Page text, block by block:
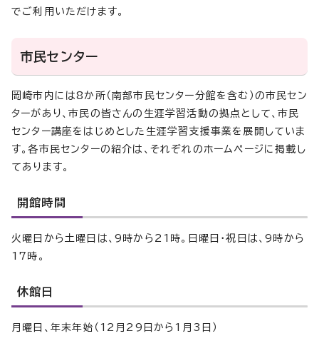
でご利用いただけます。
市民センター
岡崎市内には8か所（南部市民センター分館を含む）の市民セン
ターがあり、市民の皆さんの生涯学習活動の拠点として、市民
センター講座をはじめとした生涯学習支援事業を展開していま
す。各市民センターの紹介は、それぞれのホームページに掲載し
てあります。
開館時間
火曜日から土曜日は、9時から21時。日曜日・祝日は、9時から
17時。
休館日
月曜日、年末年始（12月29日から1月3日）